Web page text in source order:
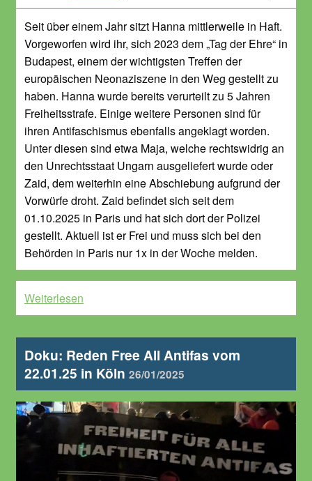
Seit über einem Jahr sitzt Hanna mittlerweile in Haft.
Vorgeworfen wird ihr, sich 2023 dem „Tag der Ehre“ in
Budapest, einem der wichtigsten Treffen der
europäischen Neonaziszene in den Weg gestellt zu
haben. Hanna wurde bereits verurteilt zu 5 Jahren
Freiheitsstrafe. Einige weitere Personen sind für
ihren Antifaschismus ebenfalls angeklagt worden.
Unter diesen sind etwa Maja, welche rechtswidrig an
den Unrechtsstaat Ungarn ausgeliefert wurde oder
Zaid, dem weiterhin eine Abschiebung aufgrund der
Vorwürfe droht. Zaid befindet sich seit dem
01.10.2025 in Paris und hat sich dort der Polizei
gestellt. Aktuell ist er Frei und muss sich bei den
Behörden in Paris nur 1x in der Woche melden.
Weiterlesen
Doku: Reden Free All Antifas vom
22.01.25 in Köln 26/01/2025